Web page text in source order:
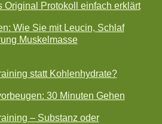
Original Protokoll einfach erklärt
Wie Sie mit Leucin, Schlaf
Muskelmasse
statt Kohlenhydrate?
30 Minuten Gehen
– Substanz oder